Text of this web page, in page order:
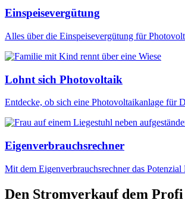
Einspeisevergütung
Alles über die Einspeisevergütung für
Lohnt sich Photovoltaik
Entdecke, ob sich eine Photovoltaikanlage für
Eigenverbrauchsrechner
Mit dem Eigenverbrauchsrechner das
Den Stromverkauf dem Profi